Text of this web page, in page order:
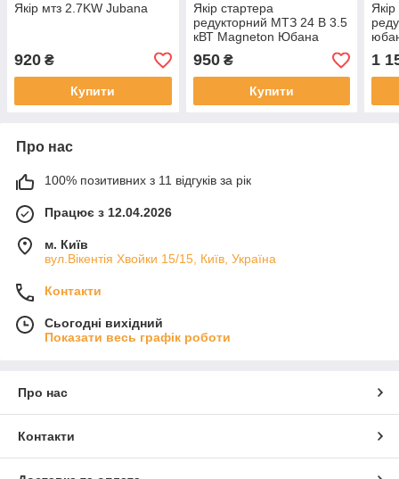
Якір мтз 2.7KW Jubana
920 ₴
Купити
Якір стартера
редукторний МТЗ 24 В 3.5
кВТ Magneton Юбана
Словак
950₴
Купити
Т-
1
Про нас
100% позитивних з 11 відгуків за рік
Працює з 12.04.2026
м. Київ
вул.Вікентія Хвойки 15/15, Київ, Україна
Контакти
Сьогодні вихідний
Показати весь графік роботи
Про нас
Контакти